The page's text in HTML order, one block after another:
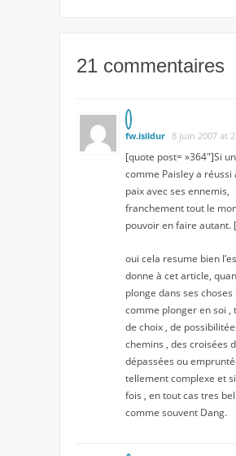
21 commentaires
fw.isildur 8 juin 2007 at
[quote post= »364″]Si
comme Paisley a réussi
paix avec ses ennemis,
franchement tout le
pouvoir en faire autant.
oui cela resume bien
donne à cet article,
plonge dans ses choses
comme plonger en soi ,
de choix , de
chemins , des croisées
dépassées ou
tellement complexe et
fois , en tout cas tres
comme souvent Dang.